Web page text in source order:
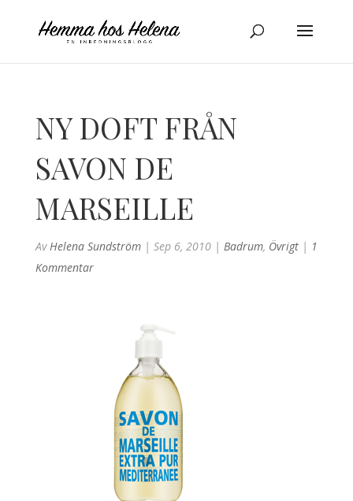
NY DOFT FRÅN
SAVON DE
MARSEILLE
AvHelena Sundström| Sep 6, 2010| Badrum, Övrigt| 1
Kommentar